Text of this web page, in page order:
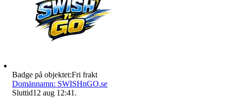
Badge på objektet:Fri frakt
Domännamn: SWISHnGO.se
Sluttid12 aug 12:41 .